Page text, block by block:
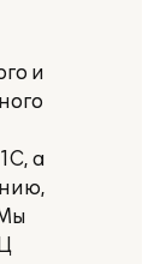
и
а